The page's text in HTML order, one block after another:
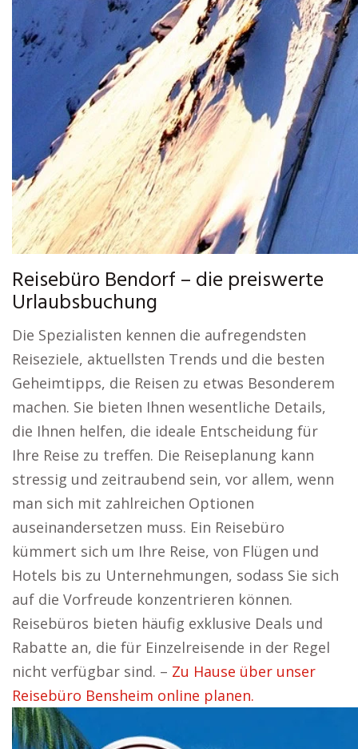
Reisebüro Bendorf – die preiswerte
Urlaubsbuchung
Die Spezialisten kennen die aufregendsten
Reiseziele, aktuellsten Trends und die besten
Geheimtipps, die Reisen zu etwas Besonderem
machen. Sie bieten Ihnen wesentliche Details,
die Ihnen helfen, die ideale Entscheidung für
Ihre Reise zu treffen. Die Reiseplanung kann
stressig und zeitraubend sein, vor allem, wenn
man sich mit zahlreichen Optionen
auseinandersetzen muss. Ein Reisebüro
kümmert sich um Ihre Reise, von Flügen und
Hotels bis zu Unternehmungen, sodass Sie sich
auf die Vorfreude konzentrieren können.
Reisebüros bieten häufig exklusive Deals und
Rabatte an, die für Einzelreisende in der Regel
nicht verfügbar sind. – Zu Hause über unser
Reisebüro Bensheim online planen.